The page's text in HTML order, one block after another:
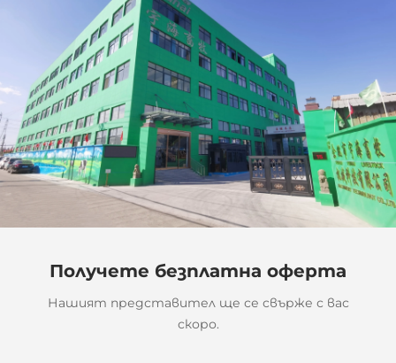
Получете безплатна оферта
Нашият представител ще се свърже с вас
скоро.